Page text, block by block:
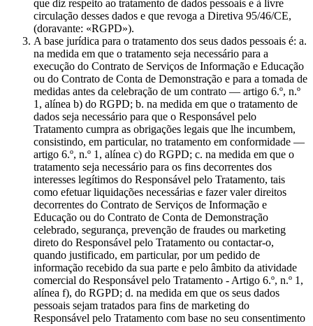
que diz respeito ao tratamento de dados pessoais e à livre
circulação desses dados e que revoga a Diretiva 95/46/CE,
(doravante: «RGPD»).
A base jurídica para o tratamento dos seus dados pessoais é: a.
na medida em que o tratamento seja necessário para a
execução do Contrato de Serviços de Informação e Educação
ou do Contrato de Conta de Demonstração e para a tomada de
medidas antes da celebração de um contrato — artigo 6.º, n.º
1, alínea b) do RGPD; b. na medida em que o tratamento de
dados seja necessário para que o Responsável pelo
Tratamento cumpra as obrigações legais que lhe incumbem,
consistindo, em particular, no tratamento em conformidade —
artigo 6.º, n.º 1, alínea c) do RGPD; c. na medida em que o
tratamento seja necessário para os fins decorrentes dos
interesses legítimos do Responsável pelo Tratamento, tais
como efetuar liquidações necessárias e fazer valer direitos
decorrentes do Contrato de Serviços de Informação e
Educação ou do Contrato de Conta de Demonstração
celebrado, segurança, prevenção de fraudes ou marketing
direto do Responsável pelo Tratamento ou contactar-o,
quando justificado, em particular, por um pedido de
informação recebido da sua parte e pelo âmbito da atividade
comercial do Responsável pelo Tratamento - Artigo 6.º, n.º 1,
alínea f), do RGPD; d. na medida em que os seus dados
pessoais sejam tratados para fins de marketing do
Responsável pelo Tratamento com base no seu consentimento